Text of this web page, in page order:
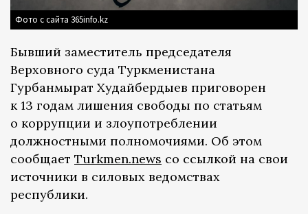
Фото с сайта 365info.kz
Бывший заместитель председателя
Верховного суда Туркменистана
Гурбанмырат Худайбердыев приговорен
к 13 годам лишения свободы по статьям
о коррупции и злоупотреблении
должностными полномочиями. Об этом
сообщает Turkmen.news со ссылкой на свои
источники в силовых ведомствах
республики.